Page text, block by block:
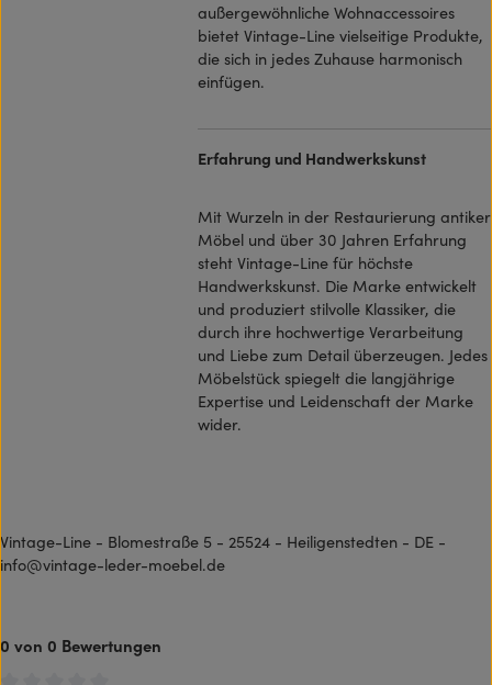
außergewöhnliche Wohnaccessoires
bietet Vintage-Line vielseitige Produkte,
die sich in jedes Zuhause harmonisch
einfügen.
Erfahrung und Handwerkskunst
Mit Wurzeln in der Restaurierung antiker
Möbel und über 30 Jahren Erfahrung
steht Vintage-Line für höchste
Handwerkskunst. Die Marke entwickelt
und produziert stilvolle Klassiker, die
durch ihre hochwertige Verarbeitung
und Liebe zum Detail überzeugen. Jedes
Möbelstück spiegelt die langjährige
Expertise und Leidenschaft der Marke
wider.
Vintage-Line - Blomestraße 5 - 25524 - Heiligenstedten - DE -
info@vintage-leder-moebel.de
0 von 0 Bewertungen